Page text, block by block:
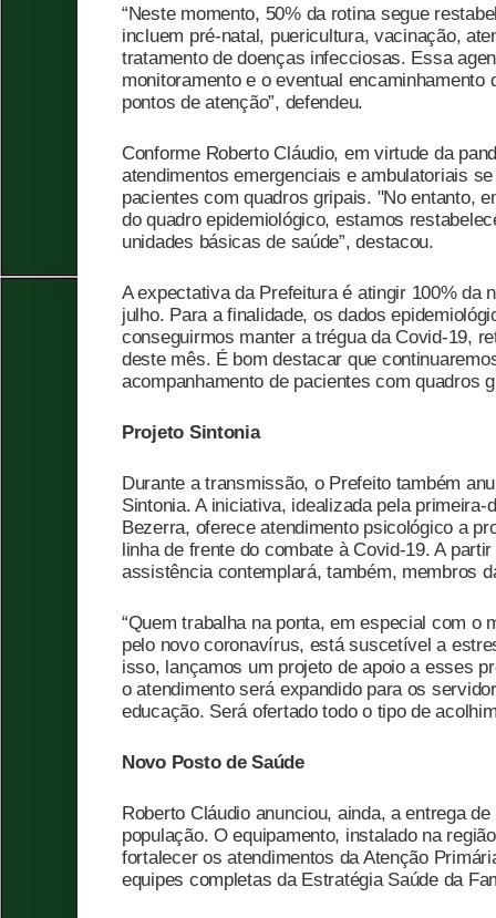
“Neste momento, 50% da rotina segue
incluem pré-natal, puericultura, vacinação,
tratamento de doenças infecciosas. Essa
monitoramento e o eventual encaminhamento
pontos de atenção”, defendeu.
Conforme Roberto Cláudio, em virtude da
atendimentos emergenciais e ambulatoriais
pacientes com quadros gripais. "No entanto,
do quadro epidemiológico, estamos
unidades básicas de saúde”, destacou.
A expectativa da Prefeitura é atingir 100% da
julho. Para a finalidade, os dados
conseguirmos manter a trégua da Covid-19,
deste mês. É bom destacar que
acompanhamento de pacientes com quadros
Projeto Sintonia
Durante a transmissão, o Prefeito também
Sintonia. A iniciativa, idealizada pela primeira-
Bezerra, oferece atendimento psicológico a
linha de frente do combate à Covid-19. A
assistência contemplará, também, membros
“Quem trabalha na ponta, em especial com o
pelo novo coronavírus, está suscetível a
isso, lançamos um projeto de apoio a esses
o atendimento será expandido para os
educação. Será ofertado todo o tipo de
Novo Posto de Saúde
Roberto Cláudio anunciou, ainda, a entrega
população. O equipamento, instalado na
fortalecer os atendimentos da Atenção
equipes completas da Estratégia Saúde da